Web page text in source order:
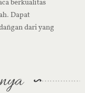
berkualitas
Dapat
dari yang